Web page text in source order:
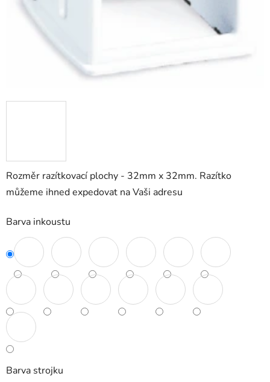
Rozměr razítkovací plochy - 32mm x 32mm. Razítko
můžeme ihned expedovat na Vaši adresu
Barva inkoustu
Barva strojku